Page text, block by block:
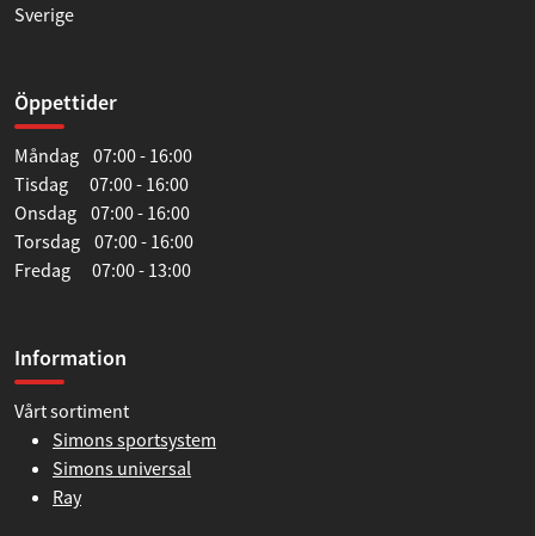
Sverige
Öppettider
Måndag 07:00 - 16:00
Tisdag 07:00 - 16:00
Onsdag 07:00 - 16:00
Torsdag 07:00 - 16:00
Fredag 07:00 - 13:00
Information
Vårt sortiment
Simons sportsystem
Simons universal
Ray